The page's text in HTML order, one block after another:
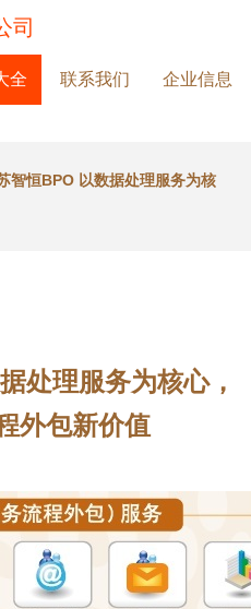
司
全 联系我们 企业信息
智恒BPO 以数据处理服务为核
处理服务为核心，
外包新价值